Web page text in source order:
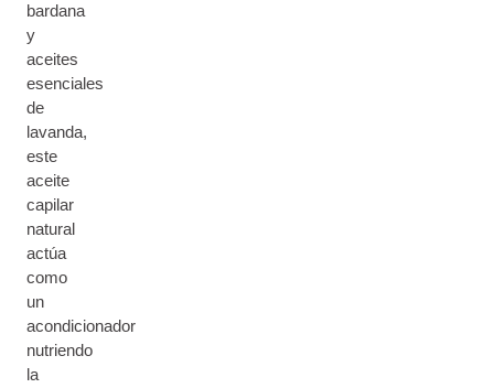
bardana
y
aceites
esenciales
de
lavanda,
este
aceite
capilar
natural
actúa
como
un
acondicionador
nutriendo
la